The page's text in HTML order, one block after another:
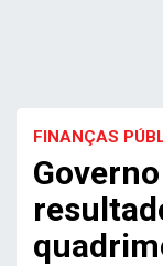
FINANÇAS